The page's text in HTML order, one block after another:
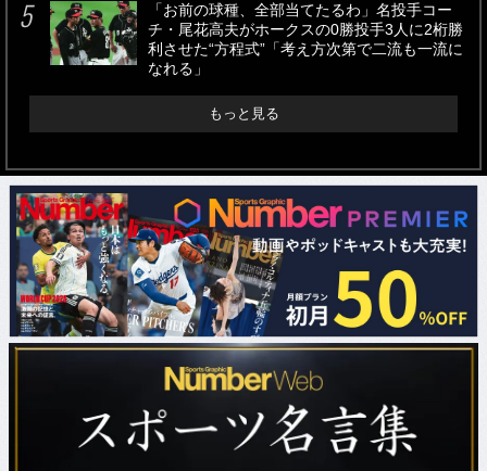
「お前の球種、全部当てたるわ」名投手コー
チ・尾花高夫がホークスの0勝投手3人に2桁勝
利させた“方程式”「考え方次第で二流も一流に
なれる」
もっと見る